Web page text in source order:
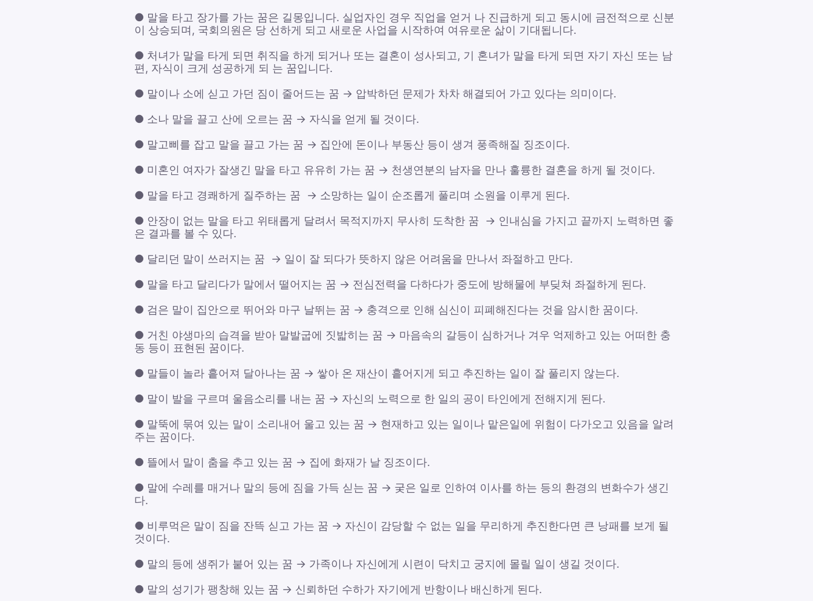
● 말을 타고 장가를 가는 꿈은 길몽입니다. 실업자인 경우 직업을 얻거 나 진급하게 되고 동시에 금전적으로 신분
이 상승되며, 국회의원은 당 선하게 되고 새로운 사업을 시작하여 여유로운 삶이 기대됩니다.
● 처녀가 말을 타게 되면 취직을 하게 되거나 또는 결혼이 성사되고, 기 혼녀가 말을 타게 되면 자기 자신 또는 남
편, 자식이 크게 성공하게 되 는 꿈입니다.
● 말이나 소에 싣고 가던 짐이 줄어드는 꿈 → 압박하던 문제가 차차 해결되어 가고 있다는 의미이다.
● 소나 말을 끌고 산에 오르는 꿈 → 자식을 얻게 될 것이다.
● 말고삐를 잡고 말을 끌고 가는 꿈 → 집안에 돈이나 부동산 등이 생겨 풍족해질 징조이다.
● 미혼인 여자가 잘생긴 말을 타고 유유히 가는 꿈 → 천생연분의 남자을 만나 훌륭한 결혼을 하게 될 것이다.
● 말을 타고 경쾌하게 질주하는 꿈 → 소망하는 일이 순조롭게 풀리며 소원을 이루게 된다.
● 안장이 없는 말을 타고 위태롭게 달려서 목적지까지 무사히 도착한 꿈 → 인내심을 가지고 끝까지 노력하면 좋
은 결과를 볼 수 있다.
● 달리던 말이 쓰러지는 꿈 → 일이 잘 되다가 뜻하지 않은 어려움을 만나서 좌절하고 만다.
● 말을 타고 달리다가 말에서 떨어지는 꿈 → 전심전력을 다하다가 중도에 방해물에 부딪쳐 좌절하게 된다.
● 검은 말이 집안으로 뛰어와 마구 날뛰는 꿈 → 충격으로 인해 심신이 피폐해진다는 것을 암시한 꿈이다.
● 거친 야생마의 습격을 받아 말발굽에 짓밟히는 꿈 → 마음속의 갈등이 심하거나 겨우 억제하고 있는 어떠한 충
동 등이 표현된 꿈이다.
● 말들이 놀라 흩어져 달아나는 꿈 → 쌓아 온 재산이 흩어지게 되고 추진하는 일이 잘 풀리지 않는다.
● 말이 발을 구르며 울음소리를 내는 꿈 → 자신의 노력으로 한 일의 공이 타인에게 전해지게 된다.
● 말뚝에 묶여 있는 말이 소리내어 울고 있는 꿈 → 현재하고 있는 일이나 맡은일에 위험이 다가오고 있음을 알려
주는 꿈이다.
● 뜰에서 말이 춤을 추고 있는 꿈 → 집에 화재가 날 징조이다.
● 말에 수레를 매거나 말의 등에 짐을 가득 싣는 꿈 → 궂은 일로 인하여 이사를 하는 등의 환경의 변화수가 생긴
다.
● 비루먹은 말이 짐을 잔뜩 싣고 가는 꿈 → 자신이 감당할 수 없는 일을 무리하게 추진한다면 큰 낭패를 보게 될
것이다.
● 말의 등에 생쥐가 붙어 있는 꿈 → 가족이나 자신에게 시련이 닥치고 궁지에 몰릴 일이 생길 것이다.
● 말의 성기가 팽창해 있는 꿈 → 신뢰하던 수하가 자기에게 반항이나 배신하게 된다.